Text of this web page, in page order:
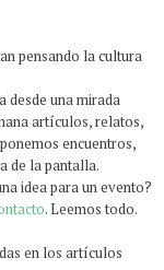
pensando la cultura
desde una mirada
artículos, relatos,
encuentros,
de la pantalla.
idea para un evento?
. Leemos todo.
en los artículos